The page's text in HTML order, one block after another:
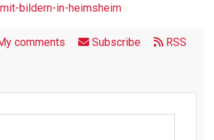
bildern-in-heimsheim
comments Subscribe RSS